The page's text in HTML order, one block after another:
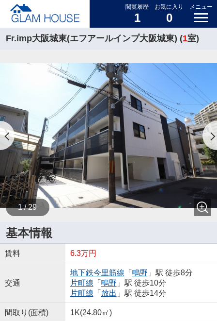
閲覧履歴
1
お気に入り
0
メニュー
Fr.imp大阪城東(エフアールインプ大阪城東) (1室)
1 / 29
基本情報
賃料 6.3万円
交通
地下鉄今里筋線 「 鴫野 」駅 徒歩8分
片町線 「 鴫野 」駅 徒歩10分
片町線 「 放出 」駅 徒歩14分
間取り(面積) 1K(24.80㎡)